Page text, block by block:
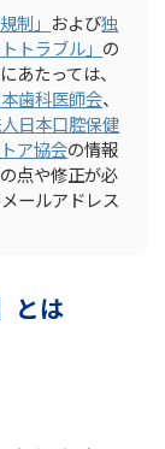
制」 および独
トラブル」 の
あたっては、
歯科医師会、
日本口腔保健
ア協会の情報
点や修正が必
ールアドレス
とは